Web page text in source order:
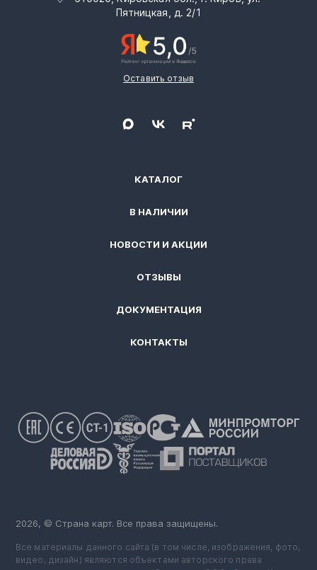
КАТАЛОГ
В НАЛИЧИИ
НОВОСТИ И АКЦИИ
ОТЗЫВЫ
ДОКУМЕНТАЦИЯ
КОНТАКТЫ
Пятницкая, д. 2/1
Оставить отзыв
2026, © Страна карт. Все права защищены.
Все материалы данного сайта (в том числе, изображения, фото,
видео, дизайн) являются объектами авторского права